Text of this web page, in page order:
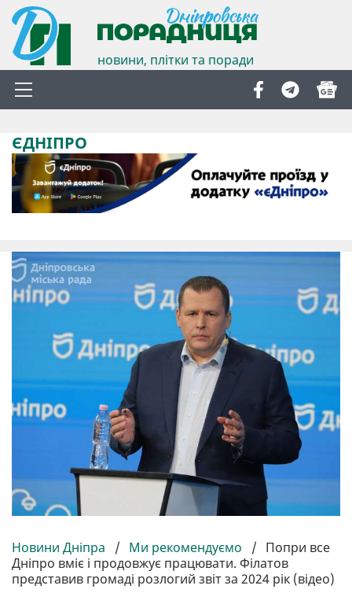
новини, плітки та поради
ЄДНІПРО
Новини Дніпра / Ми рекомендуємо / Попри все
Дніпро вміє і продовжує працювати. Філатов
представив громаді розлогий звіт за 2024 рік (відео)